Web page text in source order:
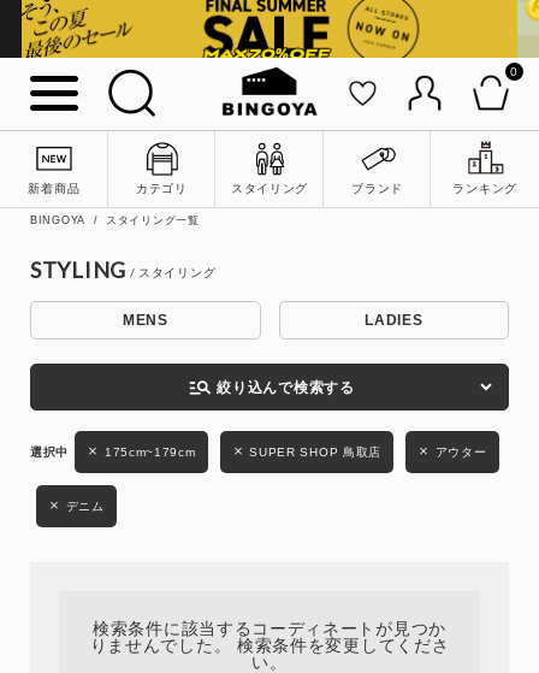
0
新着商品 カテゴリ スタイリング ブランド ランキング
詳細検索
キーワード
性別
MENS LADIES KIDS
BINGOYA スタイリング一覧
STYLING
MENS LADIES
manage_search 絞り込んで検索する
175cm~179cm SUPER SHOP 鳥取店 アウター
デニム
検索条件に該当するコーディネートが見つか
りませんでした。 検索条件を変更してくださ
い。